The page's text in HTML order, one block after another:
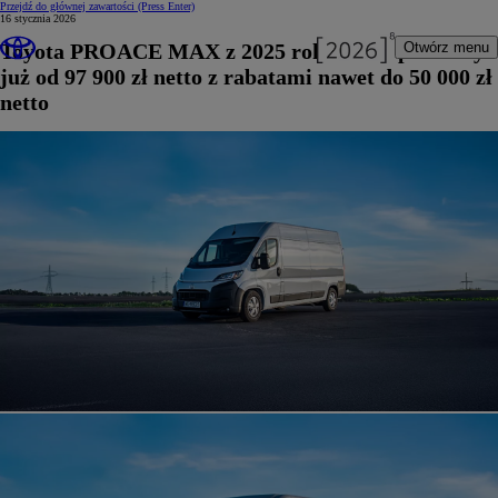
Przejdź do głównej zawartości (Press Enter)
Otwórz menu
16 stycznia 2026
Toyota PROACE MAX z 2025 roku na wyprzedaży
już od 97 900 zł netto z rabatami nawet do 50 000 zł
netto